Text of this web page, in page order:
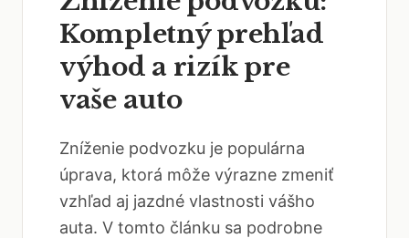
Kompletný prehľad
výhod a rizík pre
vaše auto
Zníženie podvozku je populárna
úprava, ktorá môže výrazne zmeniť
vzhľad aj jazdné vlastnosti vášho
auta. V tomto článku sa podrobne